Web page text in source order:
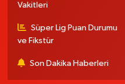
Vakitleri
Süper Lig Puan Durumu
ve Fikstür
Son Dakika Haberleri